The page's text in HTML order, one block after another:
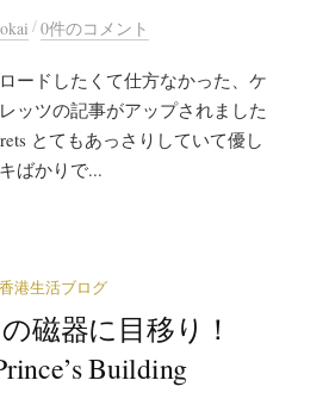
/0件のコメント
ードしたくて仕方なかった、ケ
ッツの記事がアップされました
とてもあっさりしていて優し
ばかりで...
香港生活ブログ
磁器に目移り！
Building